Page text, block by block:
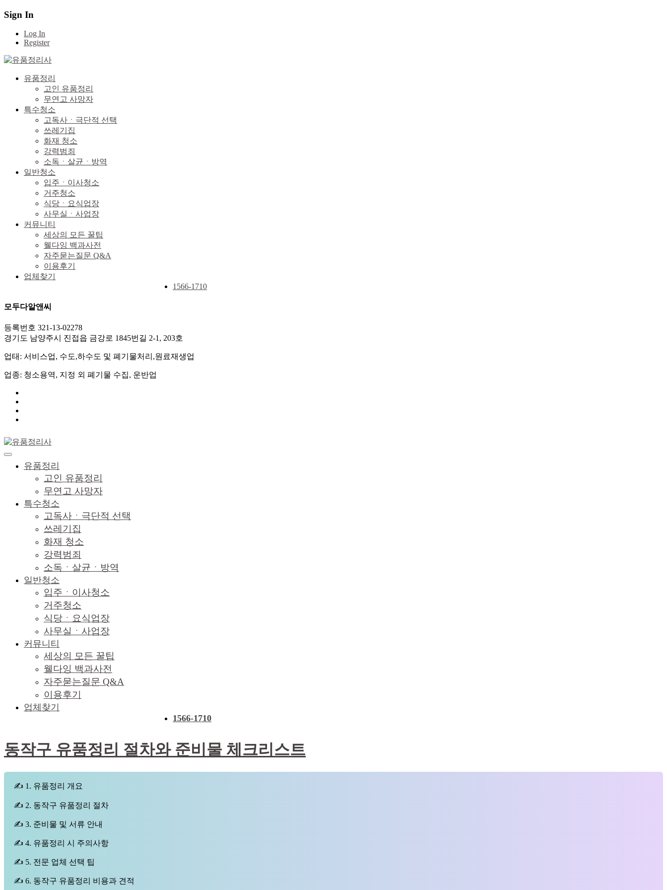
Sign In
Log In
Register
유품정리
고인 유품정리
무연고 사망자
특수청소
고독사ㆍ극단적 선택
쓰레기집
화재 청소
강력범죄
소독ㆍ살균ㆍ방역
일반청소
입주ㆍ이사청소
거주청소
식당ㆍ요식업장
사무실ㆍ사업장
커뮤니티
세상의 모든 꿀팁
웰다잉 백과사전
자주묻는질문 Q&A
이용후기
업체찾기
1566-1710
모두다알앤씨
등록번호 321-13-02278
경기도 남양주시 진접읍 금강로 1845번길 2-1, 203호
업태: 서비스업, 수도,하수도 및 폐기물처리,원료재생업
업종: 청소용역, 지정 외 폐기물 수집, 운반업
유품정리
고인 유품정리
무연고 사망자
특수청소
고독사ㆍ극단적 선택
쓰레기집
화재 청소
강력범죄
소독ㆍ살균ㆍ방역
일반청소
입주ㆍ이사청소
거주청소
식당ㆍ요식업장
사무실ㆍ사업장
커뮤니티
세상의 모든 꿀팁
웰다잉 백과사전
자주묻는질문 Q&A
이용후기
업체찾기
1566-1710
동작구 유품정리 절차와 준비물 체크리스트
✍ 1. 유품정리 개요
✍ 2. 동작구 유품정리 절차
✍ 3. 준비물 및 서류 안내
✍ 4. 유품정리 시 주의사항
✍ 5. 전문 업체 선택 팁
✍ 6. 동작구 유품정리 비용과 견적